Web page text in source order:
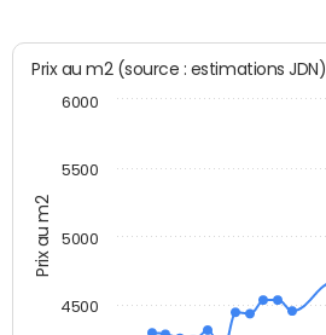
Prix au m2
Prix au m2 (source : estimations JDN)
4500
5000
5500
6000